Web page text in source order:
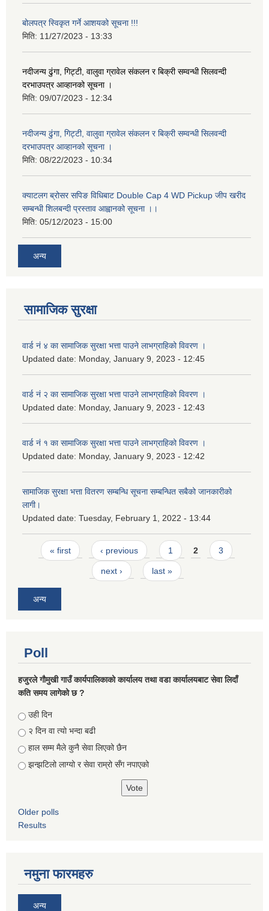
बोलपत्र स्विकृत गर्ने आशयको सूचना !!!
मिति: 11/27/2023 - 13:33
नदीजन्य ढुंगा, गिट्टी, वालुवा ग्रावेल संकलन र बिक्री सम्वन्धी सिलवन्दी
दरभाउपत्र आव्हानको सूचना ।
मिति: 09/07/2023 - 12:34
नदीजन्य ढुंगा, गिट्टी, वालुवा ग्रावेल संकलन र बिक्री सम्वन्धी सिलवन्दी
दरभाउपत्र आव्हानको सूचना ।
मिति: 08/22/2023 - 10:34
क्याटलग ब्रोसर सपिङ विधिबाट Double Cap 4 WD Pickup जीप खरीद
सम्बन्धी शिलबन्दी प्रस्ताव आह्वानको सूचना ।।
मिति: 05/12/2023 - 15:00
अन्य
सामाजिक सुरक्षा
वार्ड नं ४ का सामाजिक सुरक्षा भत्ता पाउने लाभग्राहिको विवरण ।
Updated date: Monday, January 9, 2023 - 12:45
वार्ड नं २ का सामाजिक सुरक्षा भत्ता पाउने लाभग्राहिको विवरण ।
Updated date: Monday, January 9, 2023 - 12:43
वार्ड नं १ का सामाजिक सुरक्षा भत्ता पाउने लाभग्राहिको विवरण ।
Updated date: Monday, January 9, 2023 - 12:42
सामाजिक सुरक्षा भत्ता वितरण सम्बन्धि सूचना सम्बन्धित सबैको जानकारीको
लागी।
Updated date: Tuesday, February 1, 2022 - 13:44
Pages
« first ‹ previous 1 2 3
next › last »
अन्य
Poll
हजुरले गौमुखी गाउँ कार्यपालिकाको कार्यालय तथा वडा कार्यालयबाट सेवा लिदाँ
कति समय लागेको छ ?
Choices
उही दिन
२ दिन वा त्यो भन्दा बढी
हाल सम्म मैले कुनै सेवा लिएको छैन
झन्झटिलो लाग्यो र सेवा राम्रो सँग नपाएको
Older polls
Results
नमुना फारमहरु
अन्य